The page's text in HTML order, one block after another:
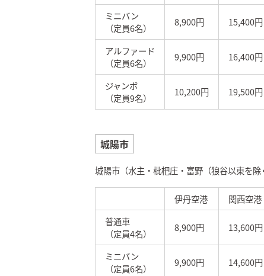
ミニバン
（定員6名）
8,900円 15,400円
アルファード
（定員6名）
9,900円 16,400円
ジャンボ
（定員9名）
10,200円 19,500円
城陽市
城陽市（水主・枇杷庄・富野（狼谷以東を除
伊丹空港 関西空港
普通車
（定員4名）
8,900円 13,600円
ミニバン
（定員6名）
9,900円 14,600円